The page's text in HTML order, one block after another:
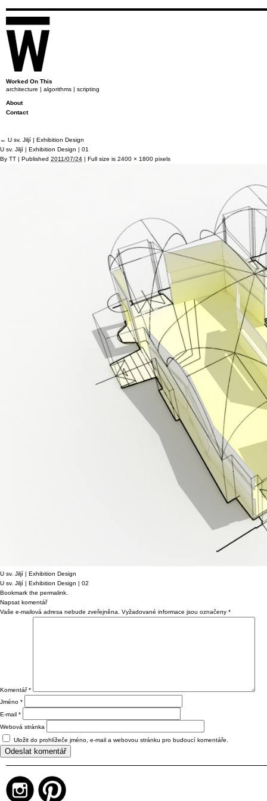
Worked On This
architecture | algorithms | scripting
About
Contact
← U sv. Jiljí | Exhibition Design
U sv. Jiljí | Exhibition Design | 01
By TT | Published 2011/07/24 | Full size is 2400 × 1800 pixels
U sv. Jiljí | Exhibition Design
U sv. Jiljí | Exhibition Design | 02
Bookmark the permalink
Napsat komentář
Vaše e-mailová adresa nebude zveřejněna.
Vyžadované informace jsou označeny *
Komentář*
Jméno *
E-mail *
Webová stránka
Uložit do prohlížeče jméno, e-mail a webovou stránku pro budoucí komentáře.